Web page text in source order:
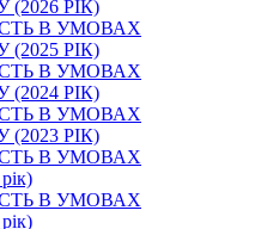
РІК)
В УМОВАХ
РІК)
В УМОВАХ
РІК)
В УМОВАХ
РІК)
В УМОВАХ
В УМОВАХ